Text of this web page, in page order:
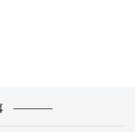
いらをサイズ別に2